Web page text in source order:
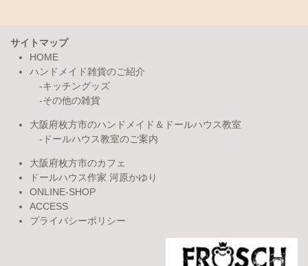
サイトマップ
HOME
ハンドメイド雑貨のご紹介
キッチングッズ
その他の雑貨
大阪府枚方市のハンドメイド＆ドールハウス教室
ドールハウス教室のご案内
大阪府枚方市のカフェ
ドールハウス作家 河原かゆり
ONLINE-SHOP
ACCESS
プライバシーポリシー